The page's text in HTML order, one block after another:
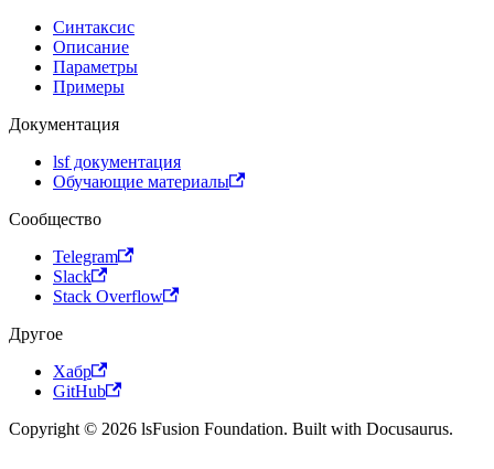
Синтаксис
Описание
Параметры
Примеры
Документация
lsf документация
Обучающие материалы
Сообщество
Telegram
Slack
Stack Overflow
Другое
Хабр
GitHub
Copyright © 2026 lsFusion Foundation. Built with Docusaurus.